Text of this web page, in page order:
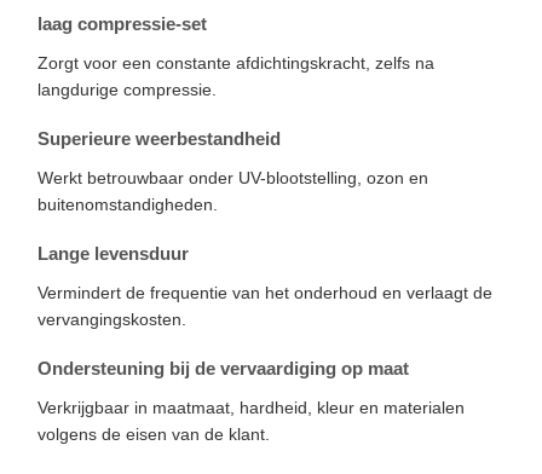
laag compressie-set
Zorgt voor een constante afdichtingskracht, zelfs na
langdurige compressie.
Superieure weerbestandheid
Werkt betrouwbaar onder UV-blootstelling, ozon en
buitenomstandigheden.
Lange levensduur
Vermindert de frequentie van het onderhoud en verlaagt de
vervangingskosten.
Ondersteuning bij de vervaardiging op maat
Verkrijgbaar in maatmaat, hardheid, kleur en materialen
volgens de eisen van de klant.